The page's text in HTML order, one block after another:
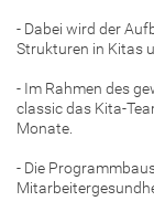
- Dabei wird der
Strukturen in Kitas
- Im Rahmen des
classic das Kita-
Monate.
- Die